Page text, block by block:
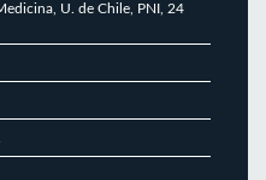
U. de Chile, PNI, 24